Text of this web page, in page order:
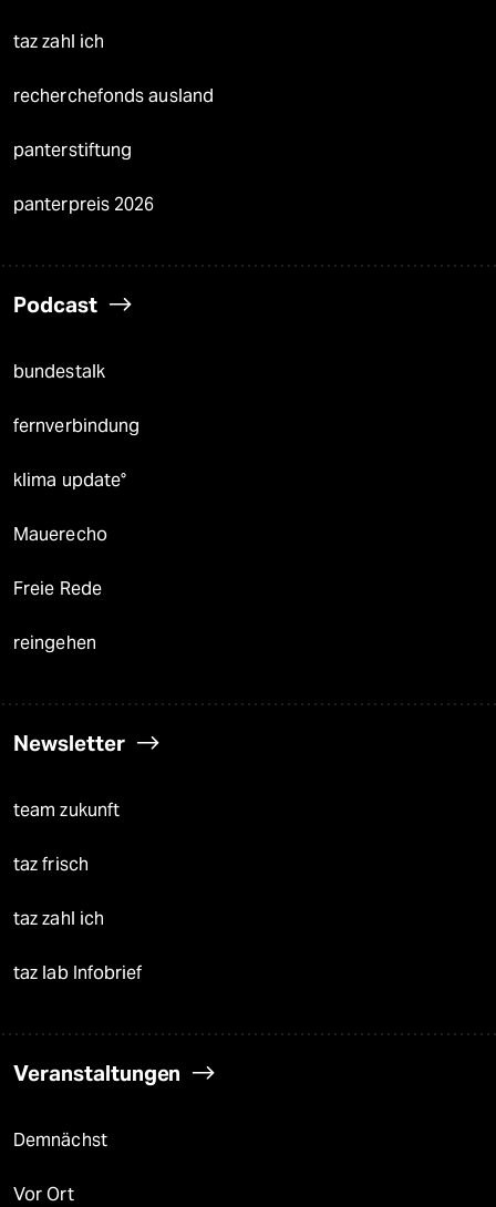
taz zahl ich
recherchefonds ausland
panterstiftung
panterpreis 2026
Podcast
bundestalk
fernverbindung
klima update°
Mauerecho
Freie Rede
reingehen
Newsletter
team zukunft
taz frisch
taz zahl ich
taz lab Infobrief
Veranstaltungen
Demnächst
Vor Ort